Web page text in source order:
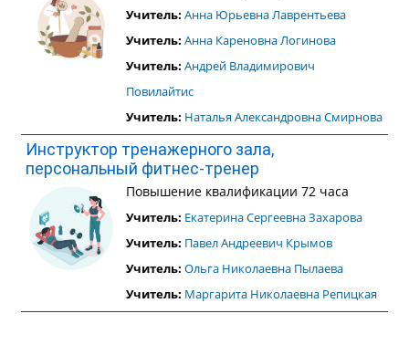
Учитель: Анна Юрьевна Лаврентьева
Учитель: Анна Кареновна Логинова
Учитель: Андрей Владимирович
Повилайтис
Учитель: Наталья Александровна Смирнова
Инструктор тренажерного зала,
персональный фитнес-тренер
Повышение квалификации 72 часа
Учитель: Екатерина Сергеевна Захарова
Учитель: Павел Андреевич Крымов
Учитель: Ольга Николаевна Пылаева
Учитель: Маргарита Николаевна Репицкая